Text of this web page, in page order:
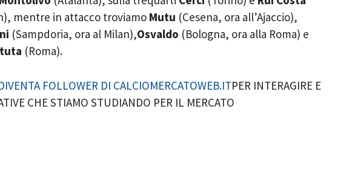
mentre in attacco troviamo Mutu (Cesena, ora all’Ajaccio),
(Sampdoria, ora al Milan),Osvaldo (Bologna, ora alla Roma) e
(Roma).
FOLLOWER DI CALCIOMERCATOWEB.ITPER INTERAGIRE E
CHE STIAMO STUDIANDO PER IL MERCATO